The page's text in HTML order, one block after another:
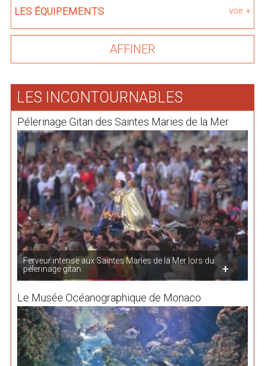
LES ÉQUIPEMENTS voir +
LES INCONTOURNABLES
Pélerinage Gitan des Saintes Maries de la Mer
Ferveur intense aux Saintes Maries de la Mer lors du
pélerinage gitan.
Le Musée Océanographique de Monaco